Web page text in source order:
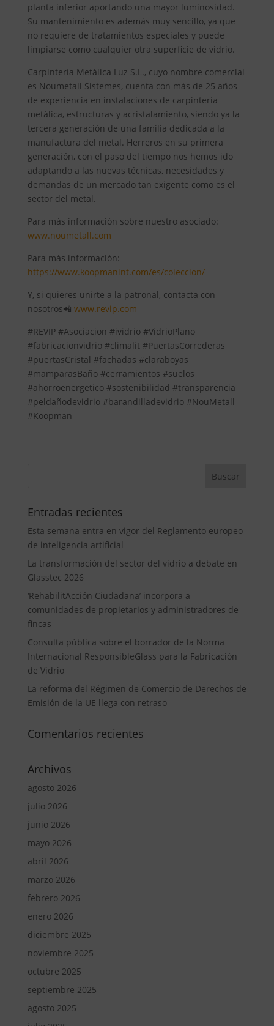
planta inferior aportando una mayor luminosidad.
Su mantenimiento es además muy sencillo, ya que
no requiere de tratamientos especiales y puede
limpiarse como cualquier otra superficie de vidrio.
Carpintería Metálica Luz S.L., cuyo nombre comercial
es Noumetall Sistemes, cuenta con más de 25 años
de experiencia en instalaciones de carpintería
metálica, estructuras y acristalamiento, siendo ya la
tercera generación de una familia dedicada a la
manufactura del metal. Herreros en su primera
generación, con el paso del tiempo nos hemos ido
adaptando a las nuevas técnicas, necesidades y
demandas de un mercado tan exigente como es el
sector del metal.
Para más información sobre nuestro asociado:
www.noumetall.com
Para más información:
https://www.koopmanint.com/es/coleccion/
Y, si quieres unirte a la patronal, contacta con
nosotros📲 www.revip.com
#REVIP #Asociacion #ividrio #VidrioPlano
#fabricacionvidrio #climalit #PuertasCorrederas
#puertasCristal #fachadas #claraboyas
#mamparasBaño #cerramientos #suelos
#ahorroenergetico #sostenibilidad #transparencia
#peldañodevidrio #barandilladevidrio #NouMetall
#Koopman
Entradas recientes
Esta semana entra en vigor del Reglamento europeo
de inteligencia artificial
La transformación del sector del vidrio a debate en
Glasstec 2026
‘RehabilitAcción Ciudadana’ incorpora a
comunidades de propietarios y administradores de
fincas
Consulta pública sobre el borrador de la Norma
Internacional ResponsibleGlass para la Fabricación
de Vidrio
La reforma del Régimen de Comercio de Derechos de
Emisión de la UE llega con retraso
Comentarios recientes
Archivos
agosto 2026
julio 2026
junio 2026
mayo 2026
abril 2026
marzo 2026
febrero 2026
enero 2026
diciembre 2025
noviembre 2025
octubre 2025
septiembre 2025
agosto 2025